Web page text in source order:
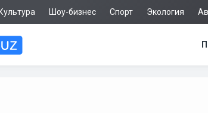
Культура Шоу-бизнес Спорт Экология